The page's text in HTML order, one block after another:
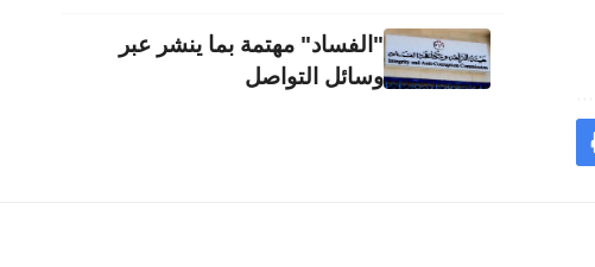
"الفساد" مهتمة بما ينشر عبر
وسائل التواصل